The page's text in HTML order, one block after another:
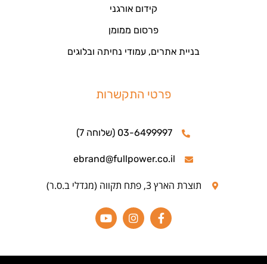
קידום אורגני
פרסום ממומן
בניית אתרים, עמודי נחיתה ובלוגים
פרטי התקשרות
03-6499997 (שלוחה 7)
ebrand@fullpower.co.il
תוצרת הארץ 3, פתח תקווה (מגדלי ב.ס.ר)